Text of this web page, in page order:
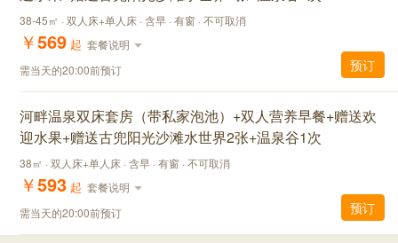
38-45㎡ · 双人床+单人床 · 含早 · 有窗 · 不可取消
￥569 起 套餐说明
需当天的20:00前预订
预订
河畔温泉双床套房（带私家泡池）+双人营养早餐+赠送欢
迎水果+赠送古兜阳光沙滩水世界2张+温泉谷1次
38㎡ · 双人床+单人床 · 含早 · 有窗 · 不可取消
￥593 起 套餐说明
需当天的20:00前预订
预订